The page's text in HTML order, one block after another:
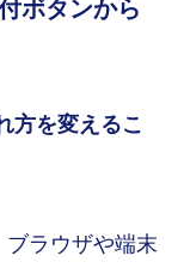
ボタンから
方を変えるこ
ブラウザや端末